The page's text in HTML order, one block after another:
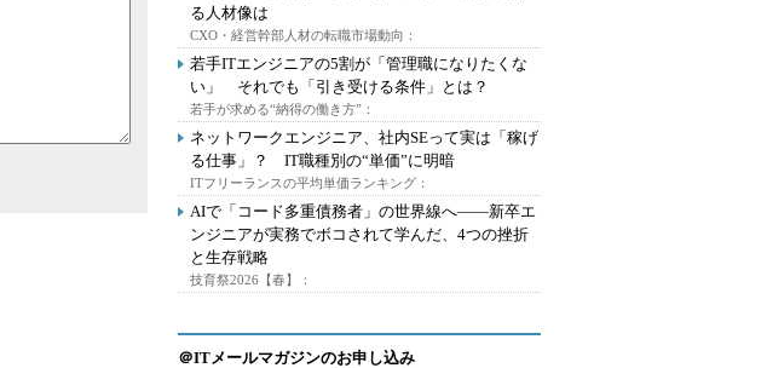
る人材像は
CXO・経営幹部人材の転職市場動向：
若手ITエンジニアの5割が「管理職になりたくな
い」 それでも「引き受ける条件」とは？
若手が求める“納得の働き方”：
ネットワークエンジニア、社内SEって実は「稼げ
る仕事」？ IT職種別の“単価”に明暗
ITフリーランスの平均単価ランキング：
AIで「コード多重債務者」の世界線へ――新卒エ
ンジニアが実務でボコされて学んだ、4つの挫折
と生存戦略
技育祭2026【春】：
＠ITメールマガジンのお申し込み